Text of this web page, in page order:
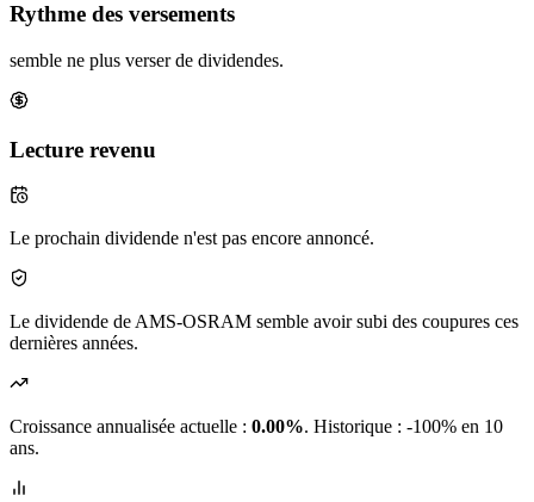
Rythme des versements
semble ne plus verser de dividendes.
Lecture revenu
Le prochain dividende n'est pas encore annoncé.
Le dividende de AMS-OSRAM semble avoir subi des coupures ces
dernières années.
Croissance annualisée actuelle : 0.00%. Historique : -100% en 10
ans.